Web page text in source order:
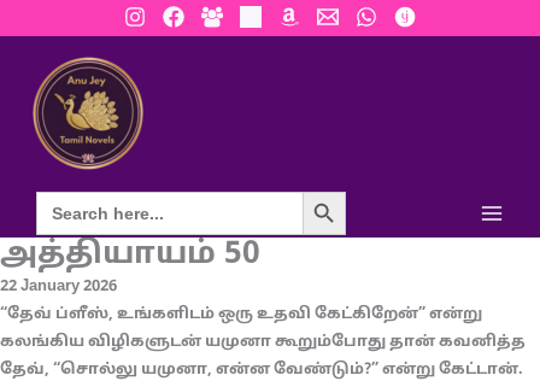
to
content
Search Button
அத்தியாயம் 50
22 January 2026
“தேவ் ப்ளீஸ், உங்களிடம் ஒரு உதவி கேட்கிறேன்” என்று
கலங்கிய விழிகளுடன் யமுனா கூறும்போது தான் கவனித்த
தேவ், “சொல்லு யமுனா, என்ன வேண்டும்?” என்று கேட்டான்.